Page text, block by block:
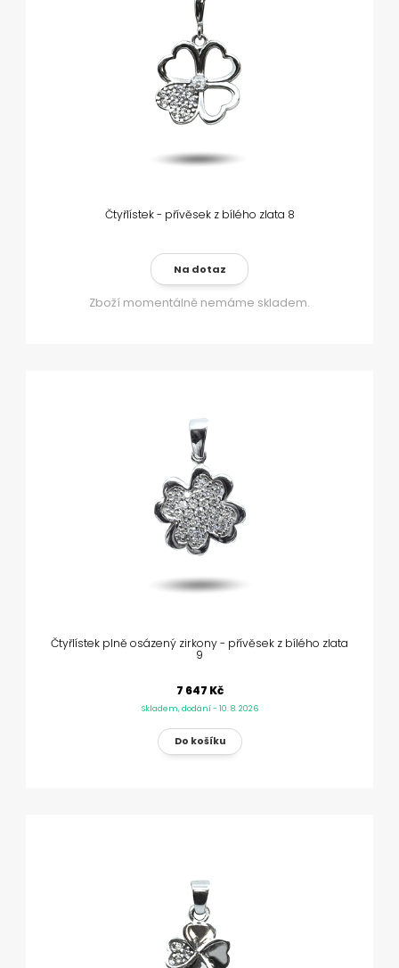
Čtyřlístek - přívěsek z bílého zlata 8
Na dotaz
Zboží momentálně nemáme skladem.
Čtyřlístek plně osázený zirkony - přívěsek z bílého zlata
9
7 647 Kč
Skladem, dodání - 10. 8. 2026